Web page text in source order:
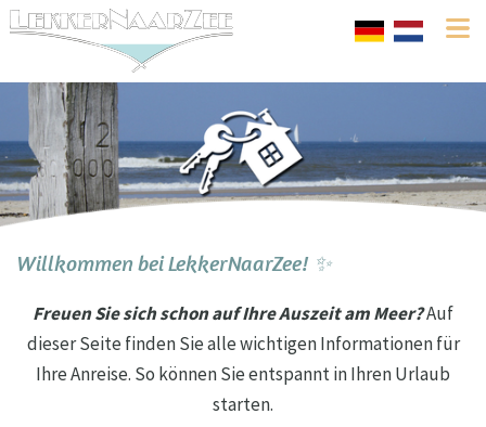
Willkommen bei LekkerNaarZee! ✨
Freuen Sie sich schon auf Ihre Auszeit am Meer?Auf
dieser Seite finden Sie alle wichtigen Informationen für
Ihre Anreise. So können Sie entspannt in Ihren Urlaub
starten.